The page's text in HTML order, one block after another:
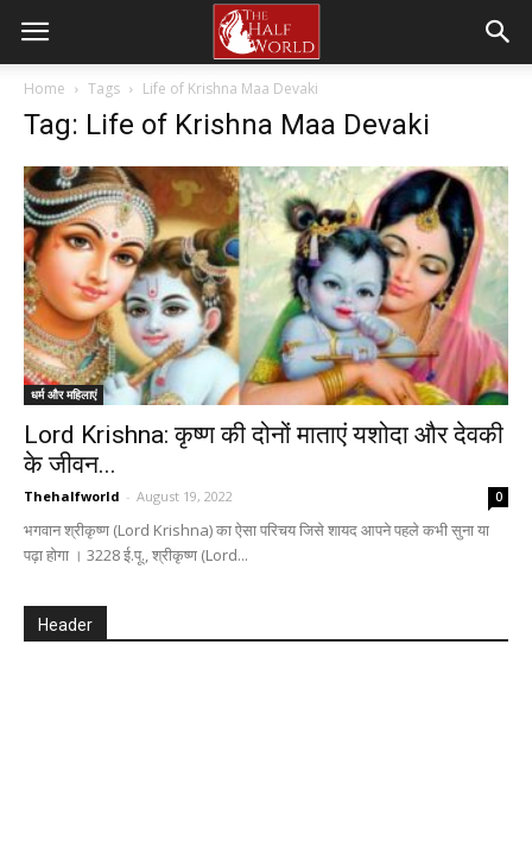
Home Tags Life of Krishna Maa Devaki
Tag: Life of Krishna Maa Devaki
धर्म और महिलाएं
Lord Krishna: कृष्ण की दोनों माताएं यशोदा और देवकी
के जीवन...
Thehalfworld - August 19, 2022 0
भगवान श्रीकृष्ण (Lord Krishna) का ऐसा परिचय जिसे शायद आपने पहले कभी सुना या
पढ़ा होगा । 3228 ई.पू., श्रीकृष्ण (Lord...
Header